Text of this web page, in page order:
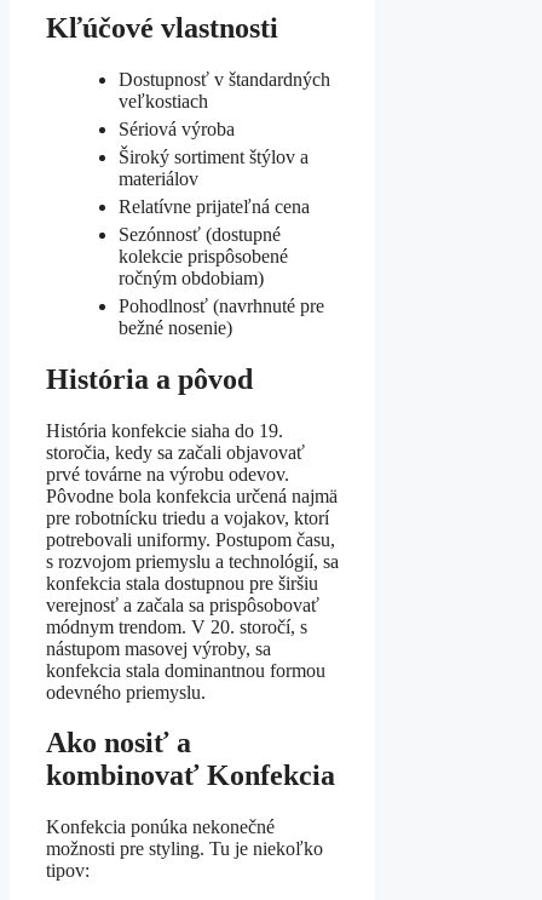
Kľúčové vlastnosti
Dostupnosť v štandardných
veľkostiach
Sériová výroba
Široký sortiment štýlov a
materiálov
Relatívne prijateľná cena
Sezónnosť (dostupné
kolekcie prispôsobené
ročným obdobiam)
Pohodlnosť (navrhnuté pre
bežné nosenie)
História a pôvod
História konfekcie siaha do 19.
storočia, kedy sa začali objavovať
prvé továrne na výrobu odevov.
Pôvodne bola konfekcia určená najmä
pre robotnícku triedu a vojakov, ktorí
potrebovali uniformy. Postupom času,
s rozvojom priemyslu a technológií, sa
konfekcia stala dostupnou pre širšiu
verejnosť a začala sa prispôsobovať
módnym trendom. V 20. storočí, s
nástupom masovej výroby, sa
konfekcia stala dominantnou formou
odevného priemyslu.
Ako nosiť a
kombinovať Konfekcia
Konfekcia ponúka nekonečné
možnosti pre styling. Tu je niekoľko
tipov: